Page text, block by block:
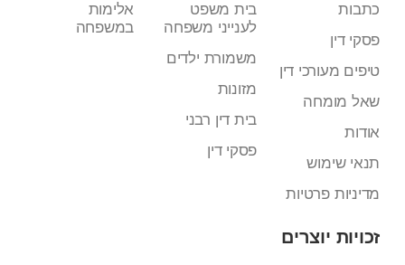
כתבות
פסקי דין
טיפים מעורכי דין
שאל מומחה
אודות
תנאי שימוש
מדיניות פרטיות
בית משפט
לענייני משפחה
משמורת ילדים
מזונות
בית דין רבני
פסקי דין
אלימות
במשפחה
זכויות יוצרים